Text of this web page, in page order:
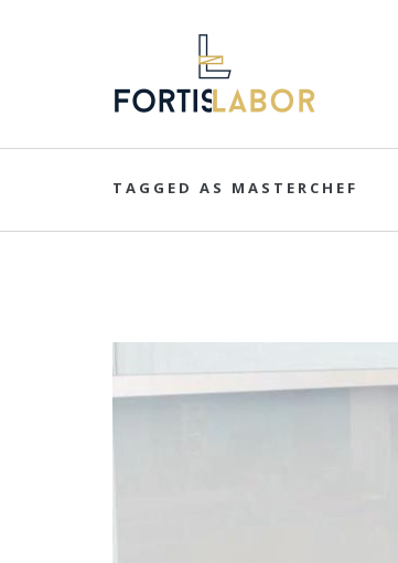
TAGGED AS MASTERCHEF